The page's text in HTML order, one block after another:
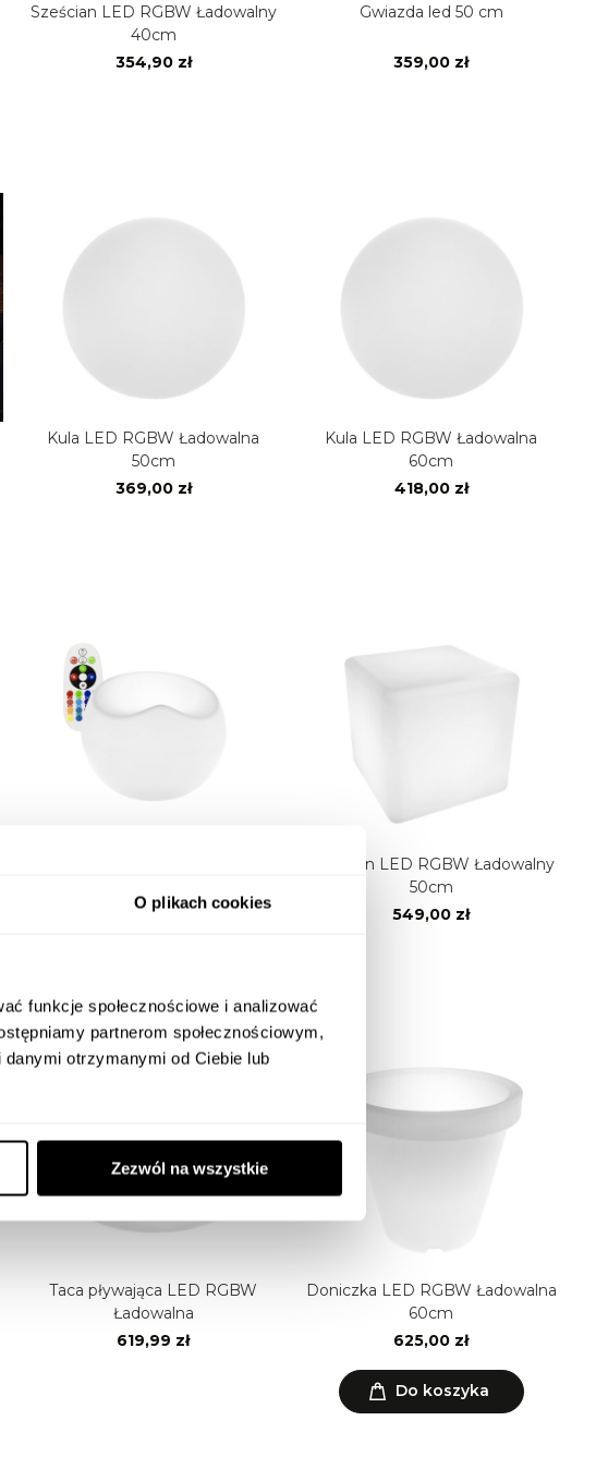
O plikach cookies
funkcje społecznościowe i analizować
partnerom społecznościowym,
otrzymanymi od Ciebie lub
Zezwól na wszystkie
Sześcian LED RGBW Ładowalny
40cm
354,90 zł
Gwiazda led 50 cm
359,00 zł
Kula LED RGBW Ładowalna
50cm
369,00 zł
Kula LED RGBW Ładowalna
60cm
418,00 zł
509,00 zł
Sześcian LED RGBW Ładowalny
50cm
549,00 zł
Taca pływająca LED RGBW
Ładowalna
619,99 zł
Doniczka LED RGBW Ładowalna
60cm
625,00 zł
Do koszyka